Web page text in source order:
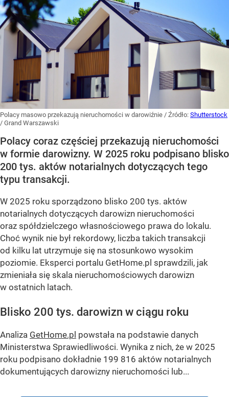
Polacy masowo przekazują nieruchomości w darowiźnie / Źródło: Shutterstock
/ Grand Warszawski
Polacy coraz częściej przekazują nieruchomości
w formie darowizny. W 2025 roku podpisano blisko
200 tys. aktów notarialnych dotyczących tego
typu transakcji.
W 2025 roku sporządzono blisko 200 tys. aktów
notarialnych dotyczących darowizn nieruchomości
oraz spółdzielczego własnościowego prawa do lokalu.
Choć wynik nie był rekordowy, liczba takich transakcji
od kilku lat utrzymuje się na stosunkowo wysokim
poziomie. Eksperci portalu GetHome.pl sprawdzili, jak
zmieniała się skala nieruchomościowych darowizn
w ostatnich latach.
Blisko 200 tys. darowizn w ciągu roku
Analiza GetHome.pl powstała na podstawie danych
Ministerstwa Sprawiedliwości. Wynika z nich, że w 2025
roku podpisano dokładnie 199 816 aktów notarialnych
dokumentujących darowizny nieruchomości lub...